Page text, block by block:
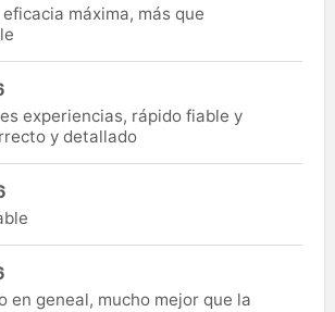
máxima, más que
experiencias, rápido fiable y
y detallado
en geneal, mucho mejor que la